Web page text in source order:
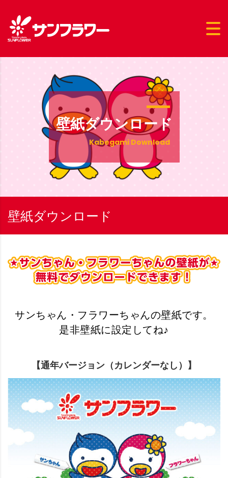
壁紙ダウンロード
Kabegami Download
壁紙ダウンロード
サンちゃん・フラワーちゃんの壁紙です。
是非壁紙に設定してね♪
【通年バージョン（カレンダーなし）】